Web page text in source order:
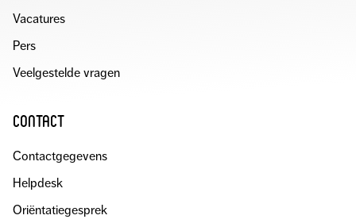
Vacatures
Pers
Veelgestelde vragen
contact
Contactgegevens
Helpdesk
Oriëntatiegesprek